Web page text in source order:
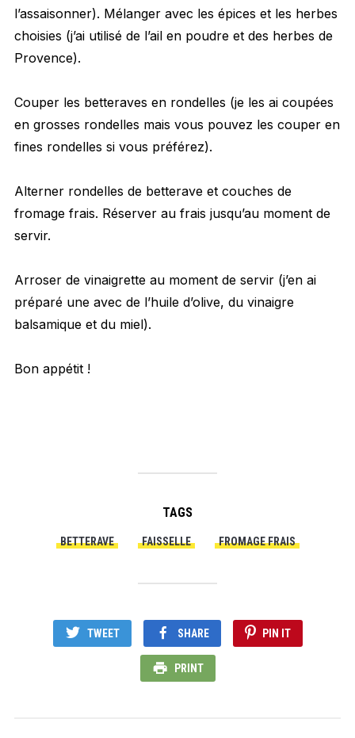
l’assaisonner). Mélanger avec les épices et les herbes
choisies (j’ai utilisé de l’ail en poudre et des herbes de
Provence).
Couper les betteraves en rondelles (je les ai coupées
en grosses rondelles mais vous pouvez les couper en
fines rondelles si vous préférez).
Alterner rondelles de betterave et couches de
fromage frais. Réserver au frais jusqu’au moment de
servir.
Arroser de vinaigrette au moment de servir (j’en ai
préparé une avec de l’huile d’olive, du vinaigre
balsamique et du miel).
Bon appétit !
TAGS
BETTERAVE FAISSELLE FROMAGE FRAIS
TWEET SHARE PIN IT
PRINT